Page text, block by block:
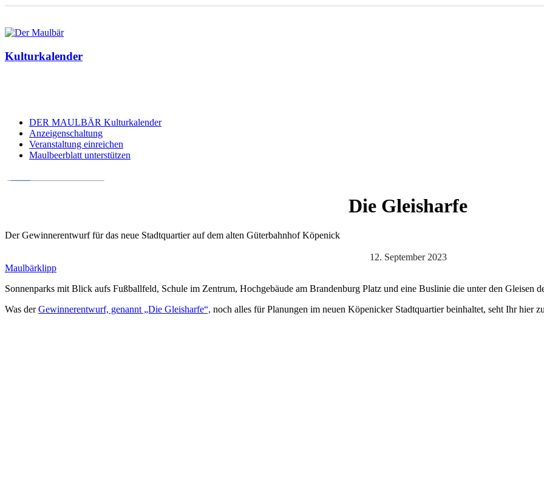
Kulturkalender
DER MAULBÄR Kulturkalender
Anzeigenschaltung
Veranstaltung einreichen
Maulbeerblatt unterstützen
Die Gleisharfe
Der Gewinnerentwurf für das neue Stadtquartier auf dem alten Güterbahnhof Köpenick
12. September 2023
Maulbärklipp
Sonnenparks mit Blick aufs Fußballfeld, Schule im Zentrum, Hochgebäude am Brandenburg Platz und eine Buslinie die unter den Gleisen
Was derGewinnerentwurf, genannt „Die Gleisharfe“, noch alles für Planungen im neuen Köpenicker Stadtquartier beinhaltet, seht Ihr hier